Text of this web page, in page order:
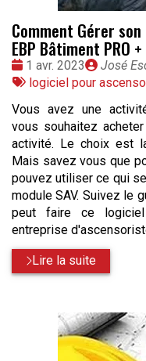
Comment Gérer
EBP Bâtiment PRO +
Date
:
1 avr. 2023
Publié
par
José
Tags
logiciel pour
Vous avez une
vous souhaitez
activité. Le choix est
Mais savez vous que
pouvez utiliser ce qui
module SAV. Suivez le
peut faire ce
entreprise
Lire la suite